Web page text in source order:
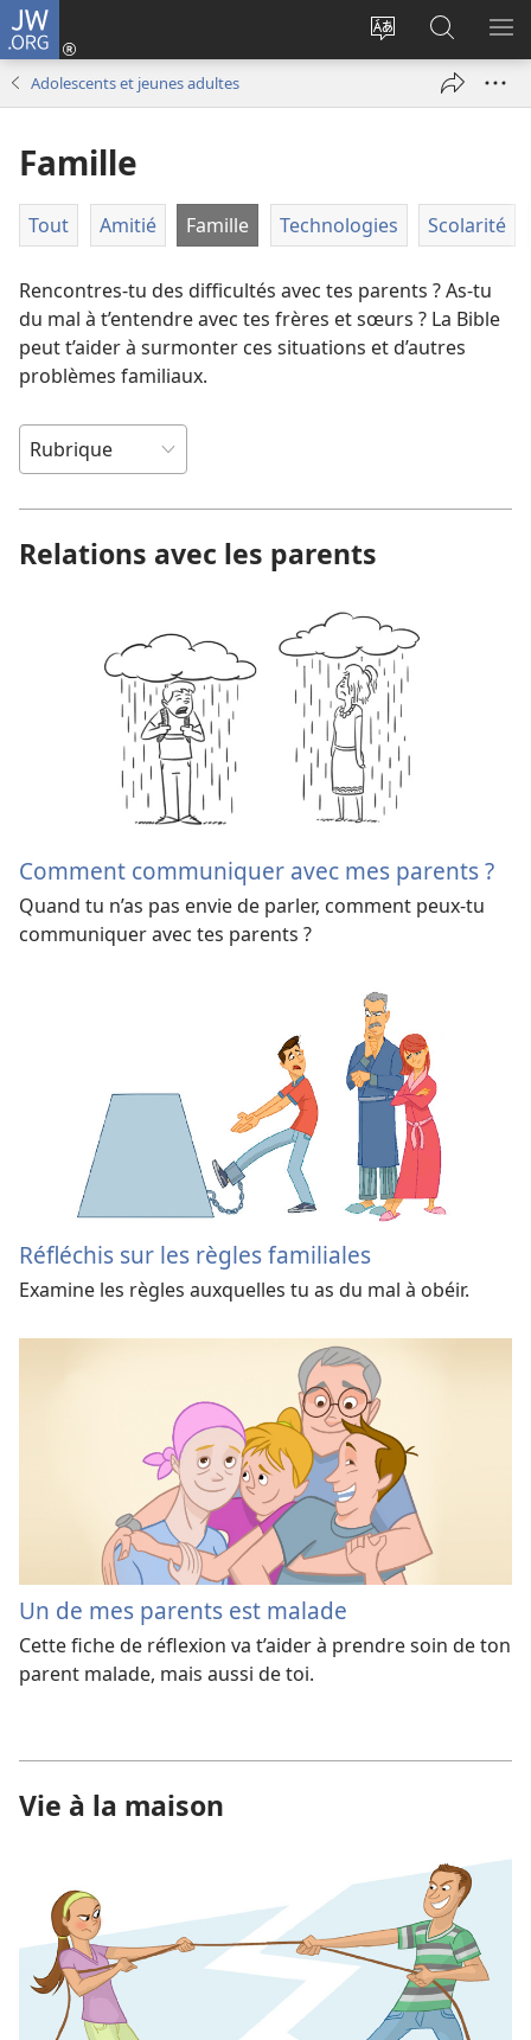
JW.ORG
Changer
langue
Se
connecter
sur
JW.ORG
Adolescents et jeunes adultes
Famille
Tout Amitié Famille Technologies Scolarité
Rencontres-​tu des difficultés avec tes parents ? As-​tu
du mal à t’entendre avec tes frères et sœurs ? La Bible
peut t’aider à surmonter ces situations et d’autres
problèmes familiaux.
Relations avec les parents
Comment communiquer avec mes parents ?
Quand tu n’as pas envie de parler, comment peux-tu
communiquer avec tes parents ?
Réfléchis sur les règles familiales
Examine les règles auxquelles tu as du mal à obéir.
Un de mes parents est malade
Cette fiche de réflexion va t’aider à prendre soin de ton
parent malade, mais aussi de toi.
Vie à la maison